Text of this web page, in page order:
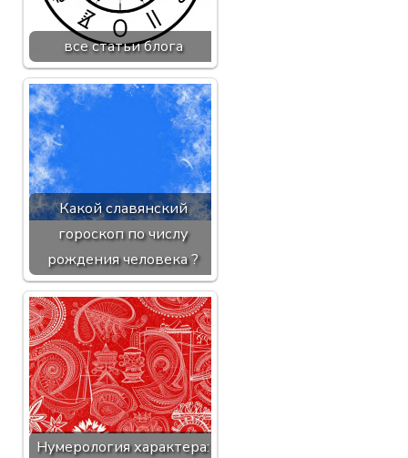
все статьи блога
Какой славянский
гороскоп по числу
рождения человека ?
Нумерология характера: